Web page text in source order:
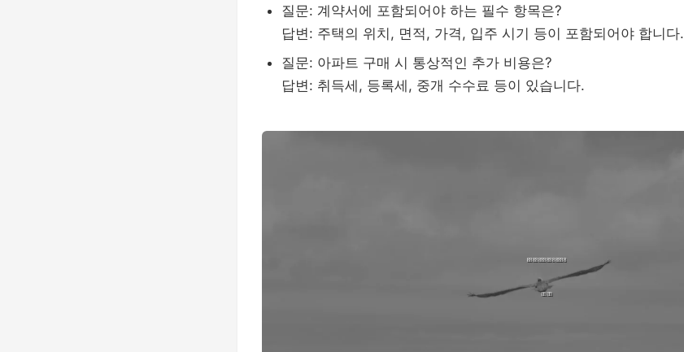
질문: 계약서에 포함되어야 하는 필수 항목은?
답변: 주택의 위치, 면적, 가격, 입주 시기 등이 포함되어야 합니다.
질문: 아파트 구매 시 통상적인 추가 비용은?
답변: 취득세, 등록세, 중개 수수료 등이 있습니다.